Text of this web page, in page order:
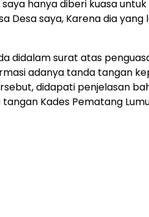
hanya diberi kuasa
Desa saya, Karena dia
didalam surat atas
adanya tanda tangan
didapati penjelasan
Kades Pematang